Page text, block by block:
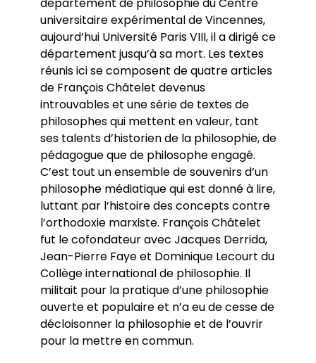
universitaire expérimental de Vincennes,
aujourd’hui Université Paris VIII, il a dirigé ce
département jusqu’à sa mort. Les textes
réunis ici se composent de quatre articles
de François Châtelet devenus
introuvables et une série de textes de
philosophes qui mettent en valeur, tant
ses talents d’historien de la philosophie, de
pédagogue que de philosophe engagé.
C’est tout un ensemble de souvenirs d’un
philosophe médiatique qui est donné à lire,
luttant par l’histoire des concepts contre
l’orthodoxie marxiste. François Châtelet
fut le cofondateur avec Jacques Derrida,
Jean-Pierre Faye et Dominique Lecourt du
Collège international de philosophie. Il
militait pour la pratique d’une philosophie
ouverte et populaire et n’a eu de cesse de
décloisonner la philosophie et de l’ouvrir
pour la mettre en commun.